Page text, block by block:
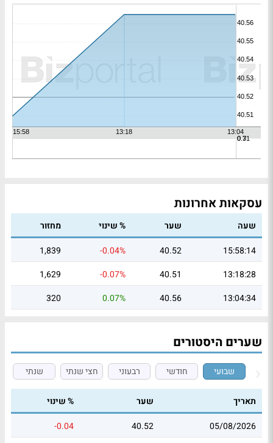
עסקאות אחרונות
שעה שער % שינוי
מחזור
15:58:14
40.52
-0.04%
1,839
13:18:28
40.51
-0.07%
1,629
13:04:34
40.56
0.07%
320
שערים היסטורים
שבועי חודשי רבעוני חצי שנתי שנתי
תאריך שער
% שינוי
05/08/2026
40.52
-0.04